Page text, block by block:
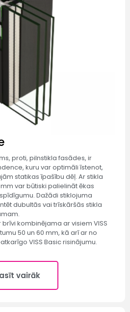
proti, pilnstikla fasādes, ir
kuru var optimāli īstenot,
statikas īpašību dēļ. Ar stikla
var būtiski palielināt ēkas
Dažādi stiklojuma
dubultās vai trīskāršās stikla
brīvi kombinējama ar visiem VISS
50 un 60 mm, kā arī ar no
VISS Basic risinājumu.
vairāk